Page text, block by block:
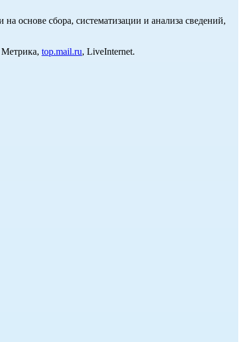
основе сбора, систематизации и анализа сведений,
Метрика, top.mail.ru, LiveInternet.